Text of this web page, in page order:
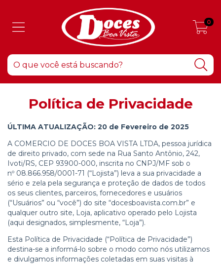
0
Política de Privacidade
ÚLTIMA ATUALIZAÇÃO: 20 de Fevereiro de 2025
A COMERCIO DE DOCES BOA VISTA LTDA, pessoa jurídica
de direito privado, com sede na Rua Santo Antônio, 242,
Ivoti/RS, CEP 93900-000, inscrita no CNPJ/MF sob o
nº 08.866.958/0001-71 (“Lojista”) leva a sua privacidade a
sério e zela pela segurança e proteção de dados de todos
os seus clientes, parceiros, fornecedores e usuários
(“Usuários” ou “você”) do site “docesboavista.com.br” e
qualquer outro site, Loja, aplicativo operado pelo Lojista
(aqui designados, simplesmente, “Loja”).
Esta Política de Privacidade (“Política de Privacidade”)
destina-se a informá-lo sobre o modo como nós utilizamos
e divulgamos informações coletadas em suas visitas à